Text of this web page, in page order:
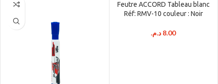
Feutre ACCORD Tableau blanc
Réf: RMV-10 couleur : Noir
8.00 د.م.